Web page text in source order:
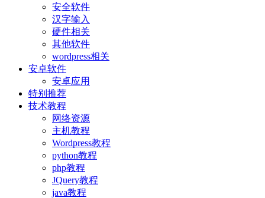
安全软件
汉字输入
硬件相关
其他软件
wordpress相关
安卓软件
安卓应用
特别推荐
技术教程
网络资源
主机教程
Wordpress教程
python教程
php教程
JQuery教程
java教程